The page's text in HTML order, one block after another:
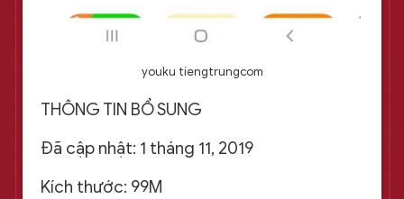
youku tiengtrungcom
THÔNG TIN BỔ SUNG
Đã cập nhật: 1 tháng 11, 2019
Kích thước: 99M